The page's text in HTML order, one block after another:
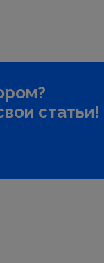
статьи!